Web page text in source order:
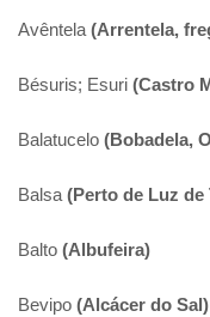
Avêntela(Arrentela,
Bésuris; Esuri (Castro
Balatucelo (Bobadela,
Balsa(Perto de Luz de
Balto (Albufeira)
Bevipo (Alcácer do Sal)